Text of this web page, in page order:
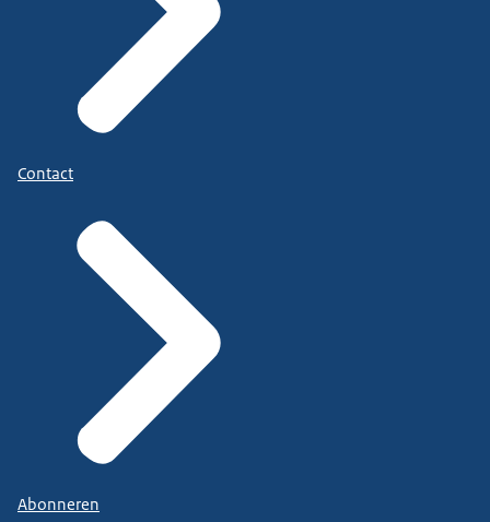
Contact
Abonneren